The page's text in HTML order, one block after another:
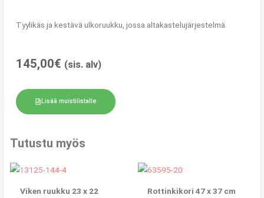
Tyylikäs ja kestävä ulkoruukku, jossa altakastelujärjestelmä.
145,00€ (sis. alv)
Lisää muistilistalle
Tutustu myös
Viken ruukku 23 x 22
Rottinkikori 47 x 37 cm